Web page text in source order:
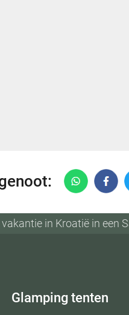
in Kroatië in een
Glamping tenten